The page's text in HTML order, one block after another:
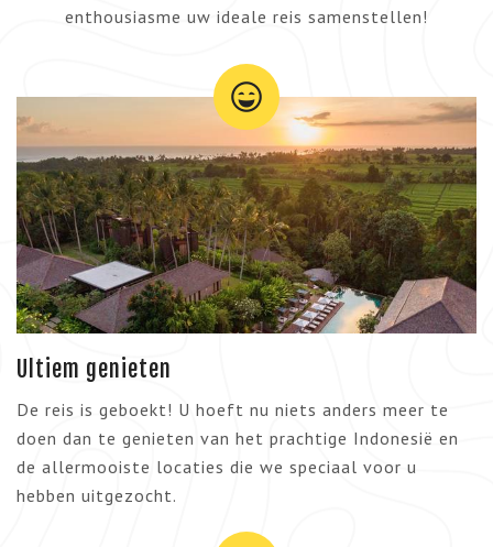
enthousiasme uw ideale reis samenstellen!
Ultiem genieten
De reis is geboekt! U hoeft nu niets anders meer te
doen dan te genieten van het prachtige Indonesië en
de allermooiste locaties die we speciaal voor u
hebben uitgezocht.